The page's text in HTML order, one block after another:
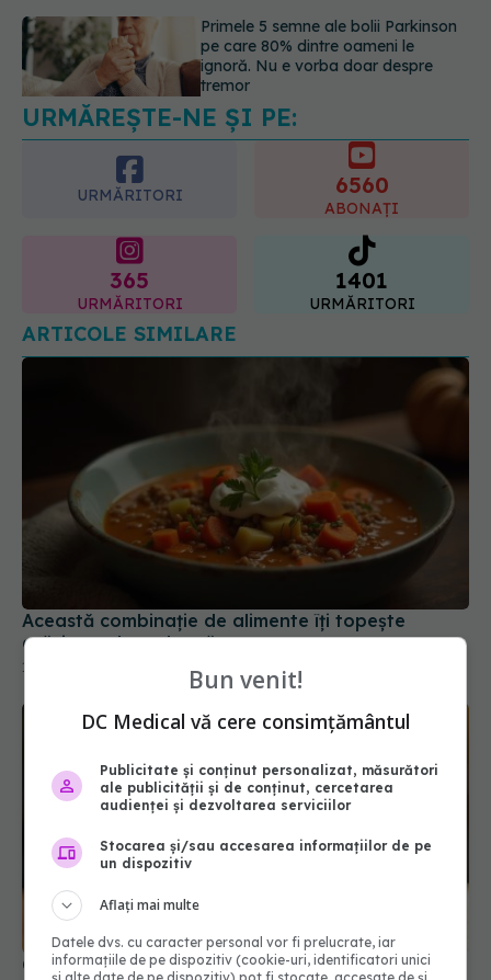
Gabriela Cristea, manifest pentru
respect și acceptare: Corpul
fiecăruia spune o poveste
URMĂREȘTE-NE ȘI PE:
URMĂRITORI 6560
ABONAȚI
365
URMĂRITORI
1401
URMĂRITORI
ARTICOLE SIMILARE
Această combinație de alimente îți topește
grăsimea de pe burtă
12 iun 2025, 17:10
Ce băuturi trebuie să eviți pe caniculă. Uite cu ce
Bun venit!
DC Medical vă cere consimțământul
Publicitate și conținut personalizat, măsurători
ale publicității și de conținut, cercetarea
audienței și dezvoltarea serviciilor
Stocarea și/sau accesarea informațiilor de pe
un dispozitiv
Aflați mai multe
Datele dvs. cu caracter personal vor fi prelucrate, iar
informațiile de pe dispozitiv (cookie-uri, identificatori unici